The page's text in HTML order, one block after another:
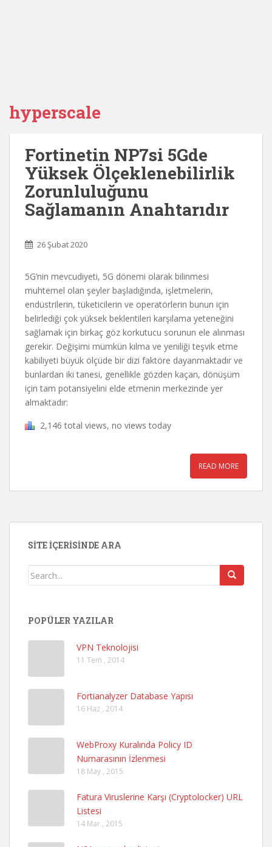
hyperscale
Fortinetin NP7si 5Gde
Yüksek Ölçeklenebilirlik
Zorunluluğunu
Sağlamanın Anahtarıdır
26 Şubat 2020
5G’nin mevcudiyeti, 5G dönemi olarak bilinmesi
muhtemel olan şeyler başladığında, işletmelerin,
endüstrilerin, tüketicilerin ve operatörlerin bunun için
belirlediği çok yüksek beklentileri karşılama yeteneğini
sağlamak için birkaç göz korkutucu sorunun ele alınması
gerekir. Değişimi mümkün kılma ve yeniliği teşvik etme
kabiliyeti büyük ölçüde bir dizi faktöre dayanmaktadır ve
bunlardan iki tanesi, genellikle gözden kaçan, dönüşüm
için tam potansiyelini elde etmenin merkezinde yer
almaktadır:
2,146 total views, no views today
READ MORE
SITE İÇERISINDE ARA
POPÜLER YAZILAR
VPN Teknolojisi
11 Tem , 2014
Fortianalyzer Database Yapısı
16 Haz , 2014
WebProxy Kuralında Policy ID
Numarasının İzlenmesi
18 May , 2015
Fatura Viruslerine Karşı (Cryptolocker) URL
Listesi
14 Mar , 2015